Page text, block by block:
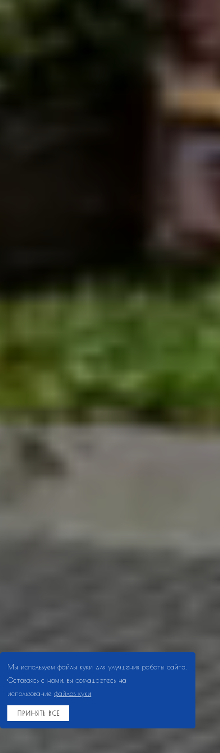
Мы используем файлы куки для улучшения работы сайта.
Оставаясь с нами, вы соглашаетесь на
использование файлов куки
ПРИНЯТЬ ВСЕ